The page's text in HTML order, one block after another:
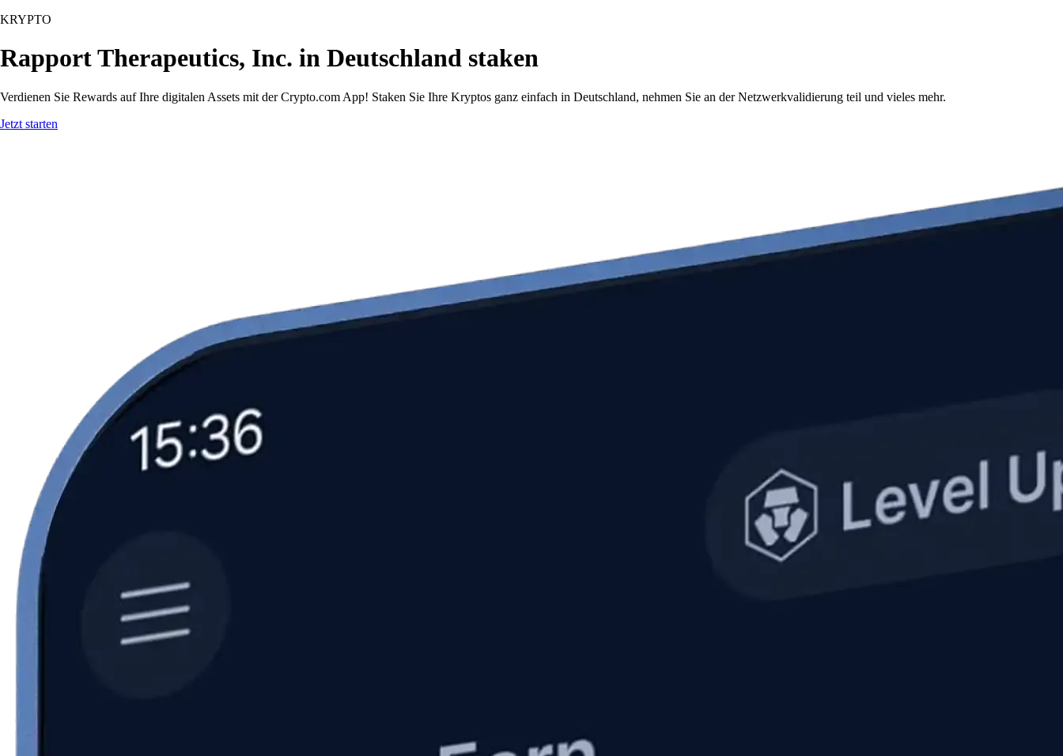
KRYPTO
Rapport Therapeutics, Inc. in Deutschland staken
Verdienen Sie Rewards auf Ihre digitalen Assets mit der Crypto.com App! Staken Sie Ihre Kryptos ganz einfach in Deutschland, nehmen Sie an der Netzwerkvalidierung teil und vieles mehr.
Jetzt starten